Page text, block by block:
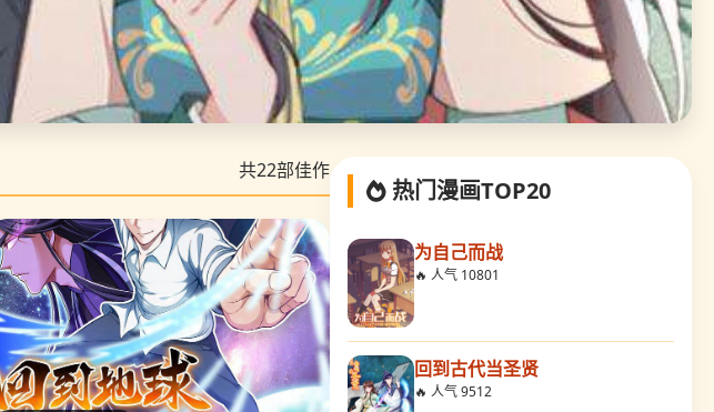
共22部佳作
热门漫画TOP20
为自己而战
🔥 人气 10801
回到古代当圣贤
🔥 人气 9512